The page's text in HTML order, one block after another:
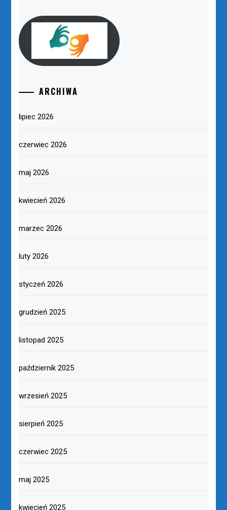
ARCHIWA
lipiec 2026
czerwiec 2026
maj 2026
kwiecień 2026
marzec 2026
luty 2026
styczeń 2026
grudzień 2025
listopad 2025
październik 2025
wrzesień 2025
sierpień 2025
czerwiec 2025
maj 2025
kwiecień 2025